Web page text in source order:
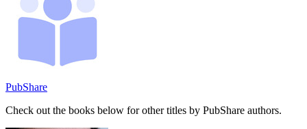
PubShare
Check out the books below for other titles by PubShare authors.